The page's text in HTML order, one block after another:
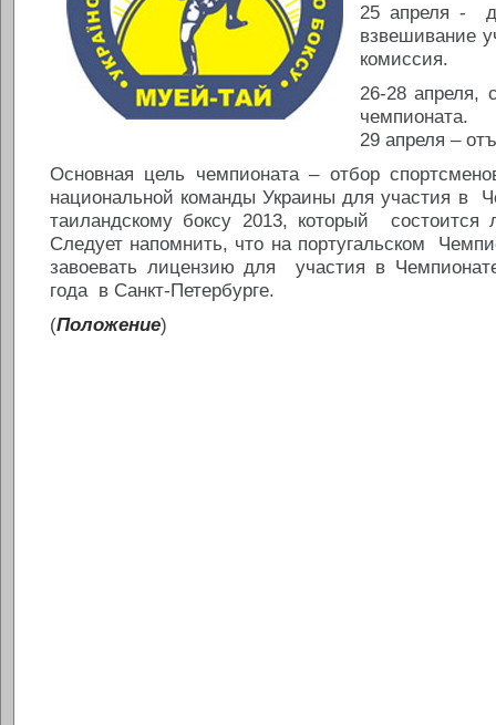
25 апреля -
взвешивание
комиссия.
26-28 апреля,
чемпионата.
29 апреля –
Основная цель чемпионата – отбор
национальной команды Украины для участия в
таиландскому боксу 2013, который состоится
Следует напомнить, что на португальском
завоевать лицензию для участия в
года в Санкт-Петербурге.
(Положение)